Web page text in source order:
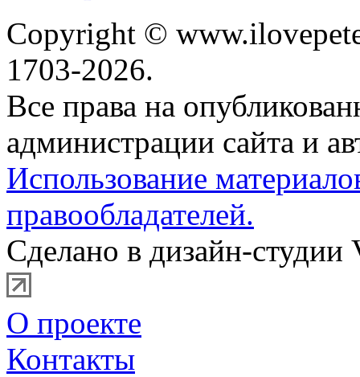
Copyright ©
1703-2026.
Все права на
администрации сайта и
Использование
правообладателей.
Сделано в дизайн-студии
О проекте
Контакты